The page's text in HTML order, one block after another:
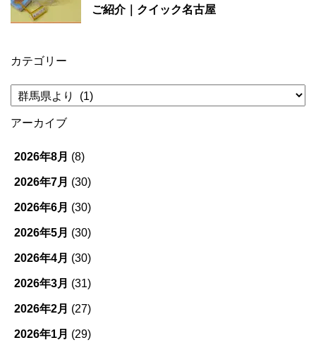
ご紹介｜クイック名古屋
カテゴリー
カ
テ
ゴ
ー
アーカイブ
2026年8月 (8)
2026年7月 (30)
2026年6月 (30)
2026年5月 (30)
2026年4月 (30)
2026年3月 (31)
2026年2月 (27)
2026年1月 (29)